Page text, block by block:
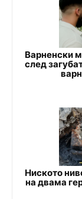
Варненски
след
Ниското
на двама